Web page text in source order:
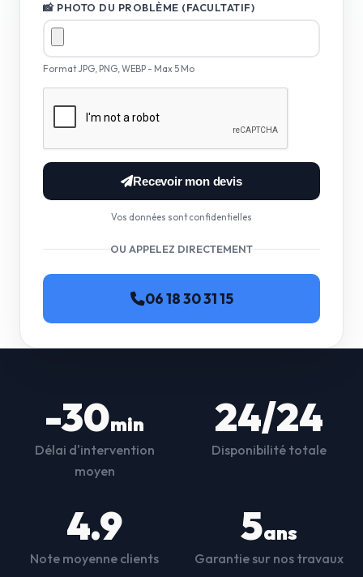
📸 PHOTO DU PROBLÈME (FACULTATIF)
Format JPG, PNG, WEBP - Max 5 Mo
Recevoir mon devis
Vos données sont confidentielles
OU APPELEZ DIRECTEMENT
06 18 30 31 15
-30min
Délai d'intervention
moyen
24/24
Disponibilité totale
4.9
Note moyenne clients
5ans
Garantie sur nos travaux